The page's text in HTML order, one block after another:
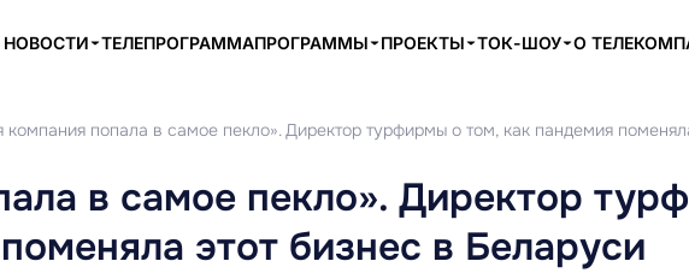
НОВОСТИ ТЕЛЕПРОГРАММАПРОГРАММЫ ПРОЕКТЫ ТОК-ШОУ О
компания попала в самое пекло». Директор турфирмы о том, как пандемия
в самое пекло». Директор
этот бизнес в Беларуси